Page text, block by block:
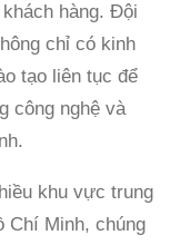
hàng. Đội
chỉ có kinh
tạo liên tục để
công nghệ và
khu vực trung
Chí Minh, chúng